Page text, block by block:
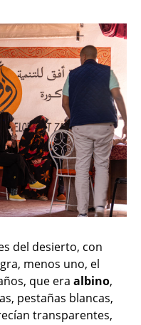
del desierto, con
menos uno, el
que era albino,
pestañas blancas,
transparentes,